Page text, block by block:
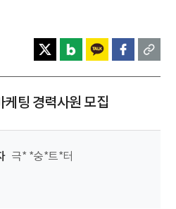
팅 경력사원 모집
극* *숭*트*터